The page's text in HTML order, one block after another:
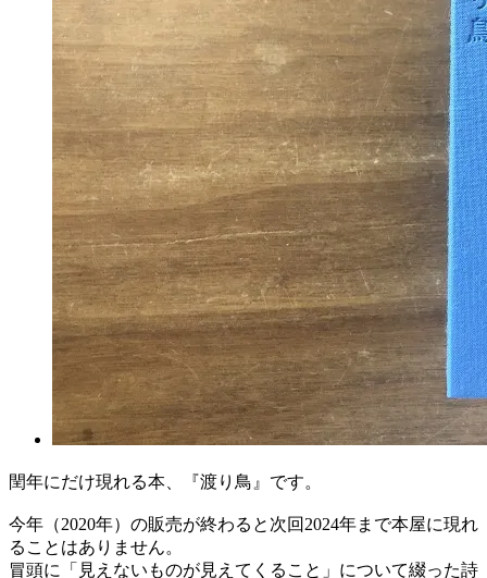
閏年にだけ現れる本、『渡り鳥』です。
今年（2020年）の販売が終わると次回2024年まで本屋に現れ
ることはありません。
冒頭に「見えないものが見えてくること」について綴った詩